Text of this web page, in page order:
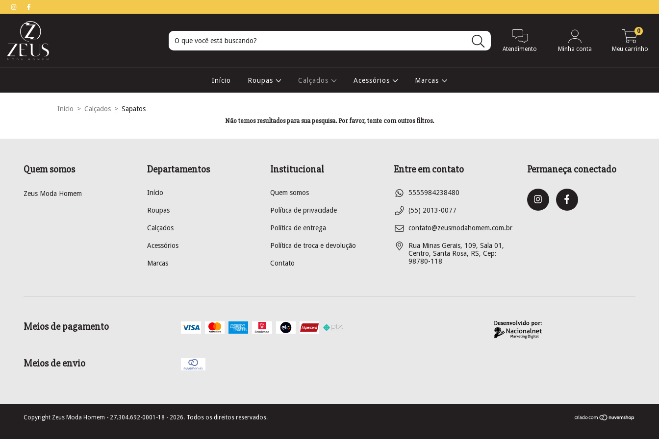
Atendimento Minha conta Meu carrinho
0
Início Roupas Calçados Acessórios Marcas
Início > Calçados > Sapatos
Não temos resultados para sua pesquisa. Por favor, tente com outros filtros.
Quem somos
Zeus Moda Homem
Departamentos
Início
Roupas
Calçados
Acessórios
Marcas
Institucional
Quem somos
Política de privacidade
Política de entrega
Política de troca e devolução
Contato
Entre em contato
5555984238480
(55) 2013-0077
contato@zeusmodahomem.com.br
Rua Minas Gerais, 109, Sala 01,
Centro, Santa Rosa, RS, Cep:
98780-118
Permaneça conectado
Meios de pagamento
Meios de envio
Copyright Zeus Moda Homem - 27.304.692-0001-18 - 2026. Todos os direitos reservados.